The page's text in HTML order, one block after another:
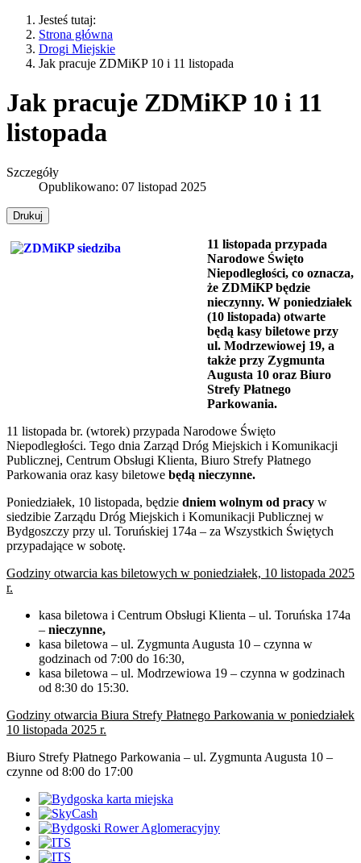
Jesteś tutaj:
Strona główna
Drogi Miejskie
Jak pracuje ZDMiKP 10 i 11 listopada
Jak pracuje ZDMiKP 10 i 11
listopada
Szczegóły
Opublikowano: 07 listopad 2025
Drukuj
11 listopada przypada
Narodowe Święto
Niepodległości, co oznacza,
że ZDMiKP będzie
nieczynny. W poniedziałek
(10 listopada) otwarte
będą kasy biletowe przy
ul. Modrzewiowej 19, a
także przy Zygmunta
Augusta 10 oraz Biuro
Strefy Płatnego
Parkowania.
11 listopada br. (wtorek) przypada Narodowe Święto
Niepodległości. Tego dnia Zarząd Dróg Miejskich i Komunikacji
Publicznej, Centrum Obsługi Klienta, Biuro Strefy Płatnego
Parkowania oraz kasy biletowe będą nieczynne.
Poniedziałek, 10 listopada, będzie dniem wolnym od pracy w
siedzibie Zarządu Dróg Miejskich i Komunikacji Publicznej w
Bydgoszczy przy ul. Toruńskiej 174a – za Wszystkich Świętych
przypadające w sobotę.
Godziny otwarcia kas biletowych w poniedziałek, 10 listopada 2025
r.
kasa biletowa i Centrum Obsługi Klienta – ul. Toruńska 174a
– nieczynne,
kasa biletowa – ul. Zygmunta Augusta 10 – czynna w
godzinach od 7:00 do 16:30,
kasa biletowa – ul. Modrzewiowa 19 – czynna w godzinach
od 8:30 do 15:30.
Godziny otwarcia Biura Strefy Płatnego Parkowania w poniedziałek
10 listopada 2025 r.
Biuro Strefy Płatnego Parkowania – ul. Zygmunta Augusta 10 –
czynne od 8:00 do 17:00